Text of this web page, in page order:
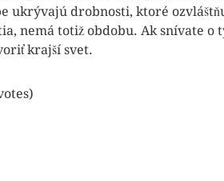
ukrývajú drobnosti, ktoré
nemá totiž obdobu. Ak snívate o
krajší svet.